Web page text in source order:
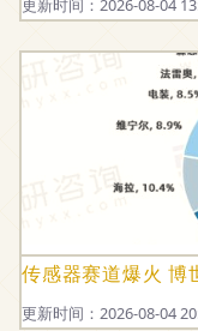
更新时间：2026-08-04
传感器赛道爆火 博
更新时间：2026-08-04